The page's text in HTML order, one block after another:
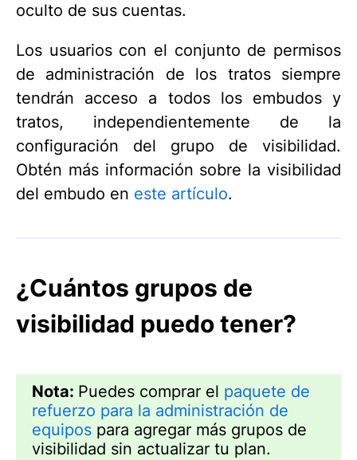
oculto de sus cuentas.
Los usuarios con el conjunto de permisos
de administración de los tratos siempre
tendrán acceso a todos los embudos y
tratos, independientemente de la
configuración del grupo de visibilidad.
Obtén más información sobre la visibilidad
del embudo en este artículo.
¿Cuántos grupos de
visibilidad puedo tener?
Nota: Puedes comprar el paquete de
refuerzo para la administración de
equipos para agregar más grupos de
visibilidad sin actualizar tu plan.